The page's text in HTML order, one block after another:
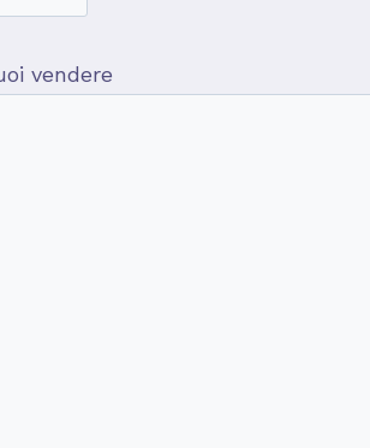
vendere